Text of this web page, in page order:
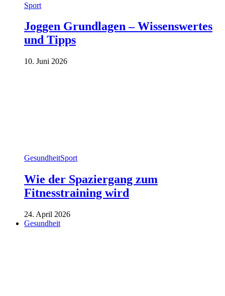
Sport
Joggen Grundlagen – Wissenswertes
und Tipps
10. Juni 2026
GesundheitSport
Wie der Spaziergang zum
Fitnesstraining wird
24. April 2026
Gesundheit